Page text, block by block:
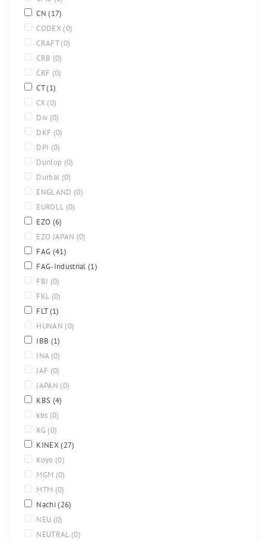
CN(17)
CODEX (0)
CRAFT(0)
CRB (0)
CRF (0)
CT(1)
CX (0)
Div (0)
DKF (0)
DPI (0)
Dunlop (0)
Durbal (0)
ENGLAND (0)
EUROLL (0)
EZO (6)
EZO JAPAN (0)
FAG (41)
FAG-Industrial(1)
FBJ (0)
FKL (0)
FLT(1)
HUNAN (0)
IBB (1)
INA (0)
JAF (0)
JAPAN (0)
KBS (4)
kbs (0)
KG (0)
KINEX(27)
Koyo (0)
MGM (0)
MTM (0)
Nachi(26)
NEU (0)
NEUTRAL (0)